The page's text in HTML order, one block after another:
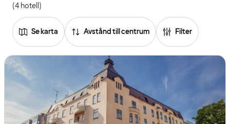
(4 hotell)
Se karta Avstånd till centrum Filter